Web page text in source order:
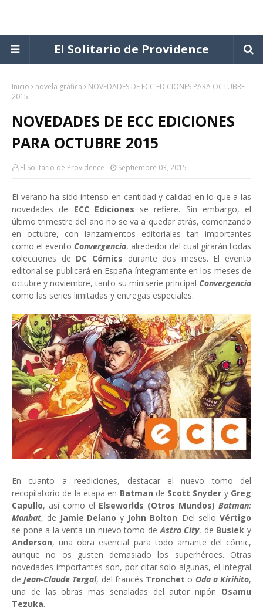
El Solitario de Providence
Inicio novela gráfica
NOVEDADES DE ECC EDICIONES PARA OCTUBRE
2015
NOVEDADES DE ECC EDICIONES
PARA OCTUBRE 2015
El Solitario de Providence Septiembre 03, 2015
El verano ha sido intenso en cantidad y calidad en lo que a las
novedades de ECC Ediciones se refiere. Sin embargo, el
último trimestre del año no se va a quedar atrás, comenzando
en octubre, con lanzamientos editoriales tan importantes
como el evento Convergencia, alrededor del cual girarán todas
colecciones de DC Cómics durante dos meses. El evento
editorial se publicará en España íntegramente en los meses de
octubre y noviembre, tanto su miniserie principal Convergencia
como las series limitadas y entregas especiales.
En cuanto a reediciones, destacar el nuevo tomo del
recopilatorio de la etapa en Batman de Scott Snyder y Greg
Capullo, así como el Elseworlds (Otros Mundos) Batman:
Manbat, de Jamie Delano y John Bolton. Del selloVértigo
se pone a la venta un nuevo tomo de Astro City, de Busieky
Anderson, una obra esencial para todo amante del cómic,
aunque no os gusten demasiado los superhéroes. Otras
novedades importantes son, por citar solo algunas, el integral
deJean-Claude Tergal, del francés Tronchet o Oda a Kirihito,
una de las obras mas señaladas del autor nipón Osamu
Tezuka.